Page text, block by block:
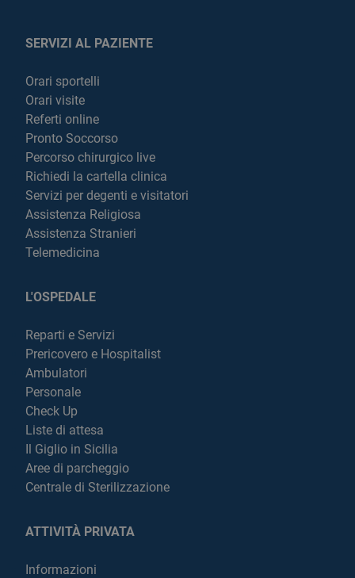
SERVIZI AL PAZIENTE
Orari sportelli
Orari visite
Referti online
Pronto Soccorso
Percorso chirurgico live
Richiedi la cartella clinica
Servizi per degenti e visitatori
Assistenza Religiosa
Assistenza Stranieri
Telemedicina
L'OSPEDALE
Reparti e Servizi
Prericovero e Hospitalist
Ambulatori
Personale
Check Up
Liste di attesa
Il Giglio in Sicilia
Aree di parcheggio
Centrale di Sterilizzazione
ATTIVITÀ PRIVATA
Informazioni